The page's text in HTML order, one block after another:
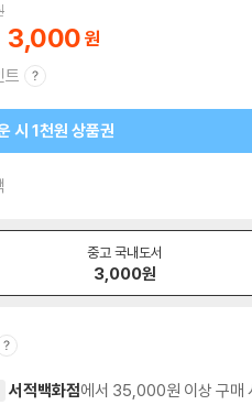
3,000
트
시 1천원 상품권
중고 국내도서
3,000원
서적백화점에서 35,000원 이상 구매